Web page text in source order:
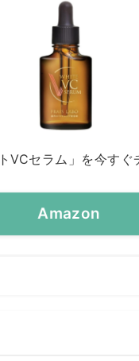
VCセラム」を今すぐ
Amazon